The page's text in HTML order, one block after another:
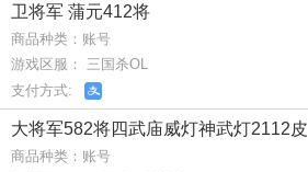
卫将军 蒲元412将
商品种类：账号
游戏区服： 三国杀OL
支付方式:
大将军582将四武庙威灯神武灯2112皮
商品种类：账号